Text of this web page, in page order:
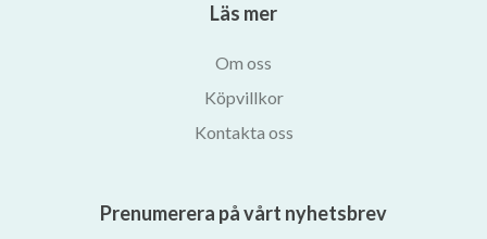
Läs mer
Om oss
Köpvillkor
Kontakta oss
Prenumerera på vårt nyhetsbrev